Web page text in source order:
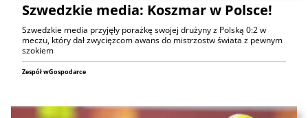
Szwedzkie media: Koszmar w Polsce!
Szwedzkie media przyjęły porażkę swojej drużyny z Polską 0:2 w
meczu, który dał zwycięzcom awans do mistrzostw świata z pewnym
szokiem
Zespół wGospodarce